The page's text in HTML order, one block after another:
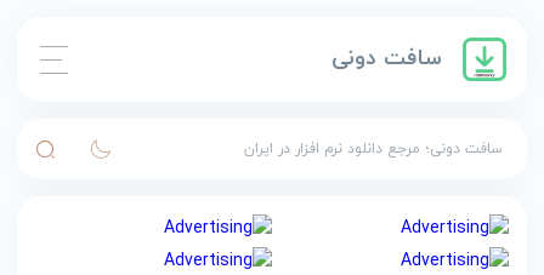
سافت دونی
سافت دونی؛ مرجع دانلود نرم افزار در ایران